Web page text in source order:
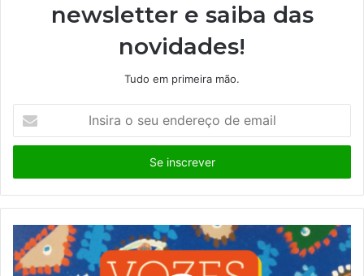
newsletter e saiba das
novidades!
Tudo em primeira mão.
s
r
a
e
u